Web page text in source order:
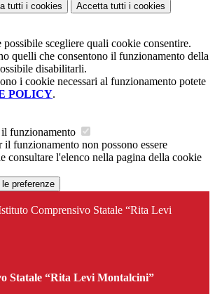
tutti i cookies Accetta tutti i cookies
possibile scegliere quali cookie consentire.
quelli che consentono il funzionamento della
disabilitarli.
i cookie necessari al funzionamento potete
POLICY.
funzionamento
il funzionamento non possono essere
consultare l'elenco nella pagina della cookie
preferenze
Comprensivo Statale “Rita Levi
Statale “Rita Levi Montalcini”